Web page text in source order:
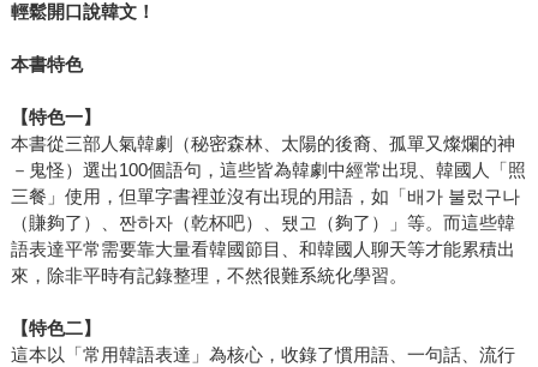
輕鬆開口說韓文！
本書特色
【特色一】
本書從三部人氣韓劇（秘密森林、太陽的後裔、孤單又燦爛的神
－鬼怪）選出100個語句，這些皆為韓劇中經常出現、韓國人「照
三餐」使用，但單字書裡並沒有出現的用語，如「배가 불렀구나
（賺夠了）、짠하자（乾杯吧）、됐고（夠了）」等。而這些韓
語表達平常需要靠大量看韓國節目、和韓國人聊天等才能累積出
來，除非平時有記錄整理，不然很難系統化學習。
【特色二】
這本以「常用韓語表達」為核心，收錄了慣用語、一句話、流行